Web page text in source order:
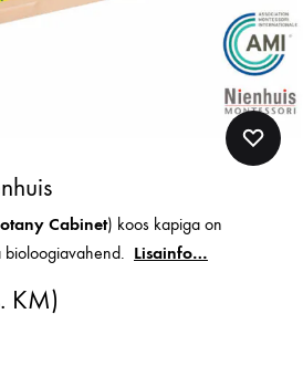
Cabinet) koos kapiga on
Lisainfo…
KM)